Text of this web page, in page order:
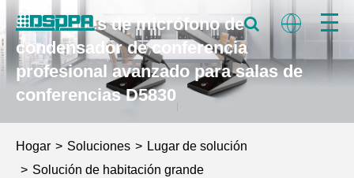
Soluciones de micrófono de
condensador de conferencia
profesional avanzado para salas de
conferencias D5830
Hogar Soluciones
Lugar de solución
Solución de habitación grande